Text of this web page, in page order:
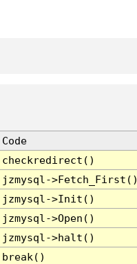
Code
checkredirect()
jzmysql-
jzmysql->Init()
jzmysql->Open()
jzmysql->halt()
break()